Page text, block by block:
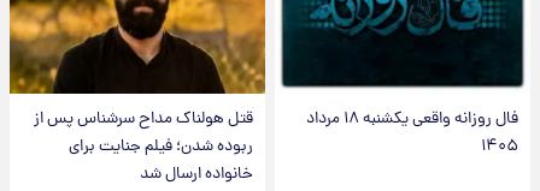
فال روزانه واقعی یکشنبه ۱۸ مرداد
۱۴۰۵
قتل هولناک مداح سرشناس پس از
ربوده شدن؛ فیلم جنایت برای
خانواده ارسال شد